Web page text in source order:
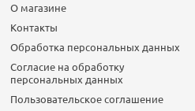
О магазине
Контакты
Обработка персональных данных
Согласие на обработку
персональных данных
Пользовательское соглашение